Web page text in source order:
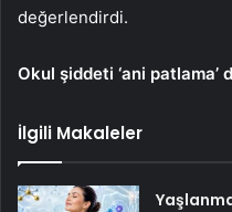
değerlendirdi.
Okul şiddeti ‘ani
İlgili Makaleler